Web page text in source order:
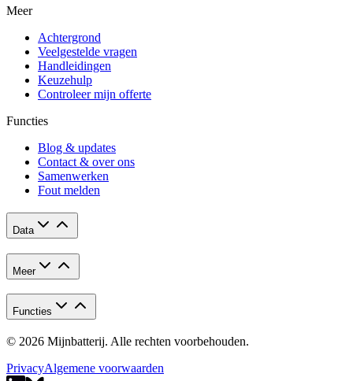
Meer
Achtergrond
Veelgestelde vragen
Handleidingen
Keuzehulp
Controleer mijn offerte
Functies
Blog & updates
Contact & over ons
Samenwerken
Fout melden
Data
Meer
Functies
© 2026 Mijnbatterij. Alle rechten voorbehouden.
PrivacyAlgemene voorwaarden